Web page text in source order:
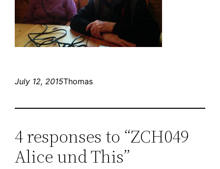
July 12, 2015Thomas
4 responses to “ZCH049
Alice und This”